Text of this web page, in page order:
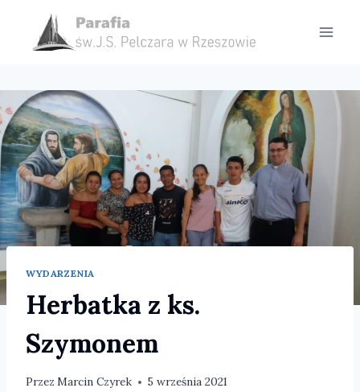
treści
WYDARZENIA
Herbatka z ks.
Szymonem
Przez Marcin Czyrek 5 września 2021